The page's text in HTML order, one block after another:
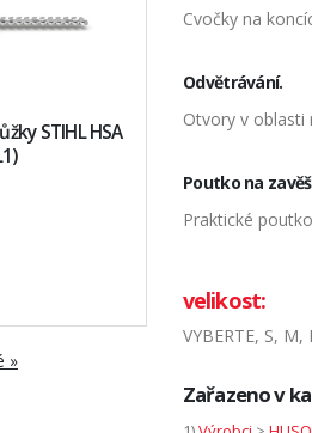
STIHL HSA
»
Cvočky na
Odvětrávání.
Otvory v
Poutko na
Praktické
velikost:
VYBERTE, S, M,
Zařazeno v